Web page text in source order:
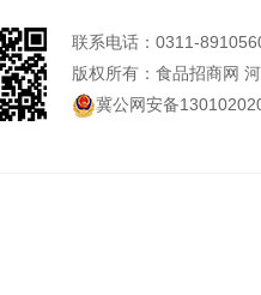
联系电话：0311-
版权所有：食品招商网
冀公网安备